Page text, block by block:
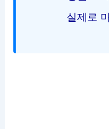
실제로